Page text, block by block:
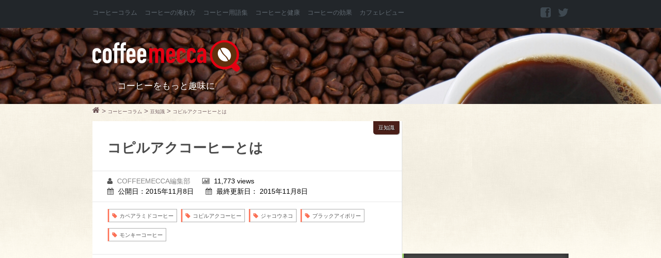
コーヒーコラム コーヒーの淹れ方 コーヒー用語集 コーヒーと健康 コーヒーの効果 カフェレビュー
コーヒーをもっと趣味に
> コーヒーコラム > 豆知識 > コピルアクコーヒーとは
コピルアクコーヒーとは
豆知識
COFFEEMECCA編集部
11,773 views
公開日：2015年11月8日
最終更新日： 2015年11月8日
カペアラミドコーヒー コピルアクコーヒー ジャコウネコ ブラックアイボリー
モンキーコーヒー